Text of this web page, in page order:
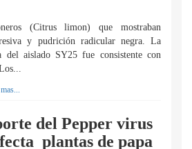
(Citrus limon) que mostraban
y pudrición radicular negra. La
del aislado SY25 fue consistente con
del Pepper virus
plantas de papa